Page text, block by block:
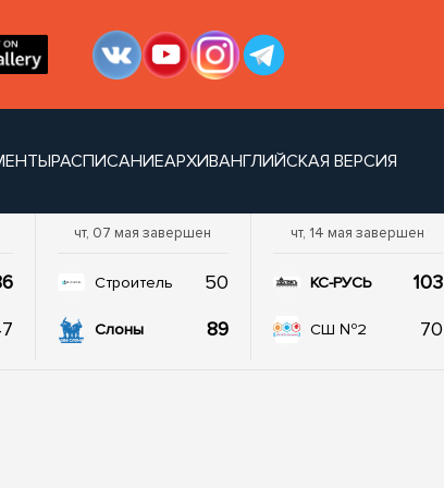
РАСПИСАНИЕАРХИВАНГЛИЙСКАЯ ВЕРСИЯ
чт, 07 мая завершен
Строитель 50
Слоны 89
чт, 14 мая завершен
КС-РУСЬ 103
СШ №2 70